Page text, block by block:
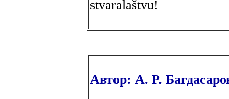
stvaralaštvu!
Автор: А. Р.